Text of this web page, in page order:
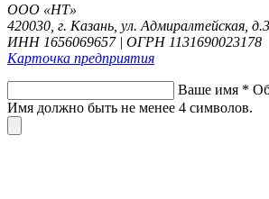
ООО «НТ»
420030, г. Казань, ул. Адмиралтейская, д.3
ИНН 1656069657 | ОГРН 1131690023178
Карточка предприятия
Ваше имя *
Имя должно быть не менее 4 символов.